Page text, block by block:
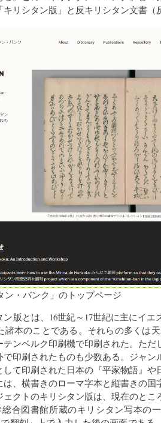
キリシタン版」と反キリシタン文書
・バンク」のトップページ
版とは、16世紀～17世紀に主にイ
本のことである。それらの多くは天
ンベルク印刷機で印刷された。ただ
で印刷されたものも少数ある。ジャ
して印刷された日本の『平家物語』
、横書きのローマ字本と縦書きの国
クトのキリシタン版は、現在のとこ
合図書館所蔵のキリシタン写本の